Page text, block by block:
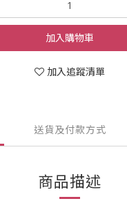
加入購物車
加入追蹤清單
送貨及付款方式
商品描述